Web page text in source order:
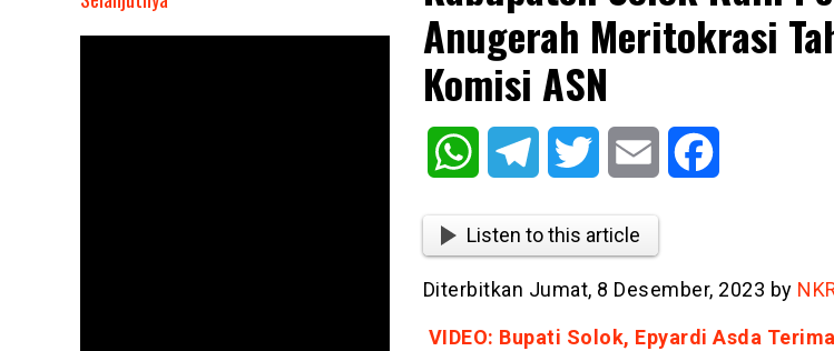
Anugerah Meritokrasi
Komisi ASN
WhatsAppTelegram Twitter Email
Listen to this article
Diterbitkan Jumat, 8 Desember, 2023 by
VIDEO: Bupati Solok, Epyardi Asda